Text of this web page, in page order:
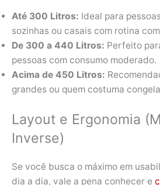
Até 300 Litros: Ideal para
sozinhas ou casais com rotina
De 300 a 440 Litros: Perfeito
pessoas com consumo moderado.
Acima de 450 Litros:
grandes ou quem costuma
Layout e Ergonomia
Inverse)
Se você busca o máximo em
dia a dia, vale a pena conhecer e